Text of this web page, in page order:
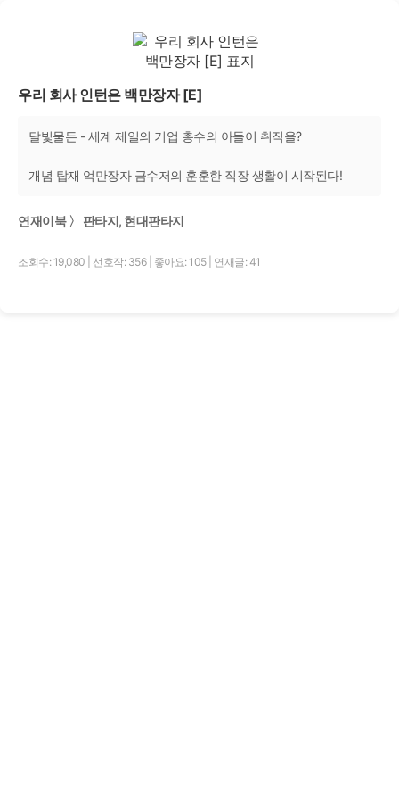
우리 회사 인턴은 백만장자 [E]
달빛물든 - 세계 제일의 기업 총수의 아들이 취직을?
개념 탑재 억만장자 금수저의 훈훈한 직장 생활이 시작된다!
연재이북 〉 판타지, 현대판타지
조회수: 19,080 선호작: 356 좋아요: 105 연재글: 41